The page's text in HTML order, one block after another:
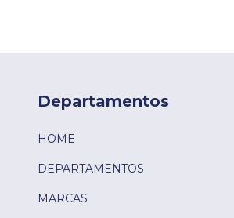
Departamentos
HOME
DEPARTAMENTOS
MARCAS